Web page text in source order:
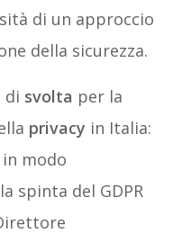
di un approccio
della sicurezza.
di svolta per la
privacy in Italia:
modo
spinta del GDPR